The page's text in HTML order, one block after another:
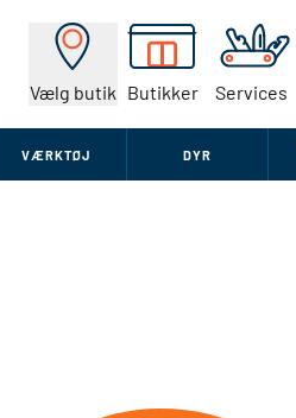
Vælg butik Butikker Services
VÆRKTØJ DYR